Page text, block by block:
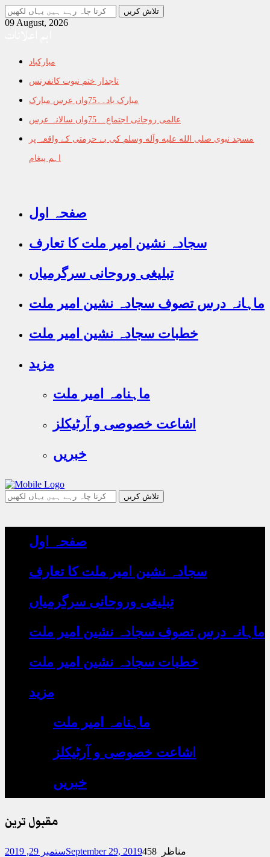
جو
تلاش
یہاں
09 August, 2026
اہم اعلانات
مبارکباد
تاجدار ختم نبوت کانفرنس
مبارک باد۔۔75واں عرس مبارک
عالمی روحانی اجتماع۔۔75واں سالانہ عرس
مسجد نبوی صلى الله عليه وآله وسلم کی بے حرمتی کے واقعہ پر
اہم پیغام
صفحہ اول
سجادہ نشین امیر ملت کا تعارف
تبلیغی وروحانی سرگرمیاں
ماہانہ درس تصوف سجادہ نشین امیر ملت
خطبات سجادہ نشین امیر ملت
مزید
ماہنامہ امیر ملت
اشاعت خصوصی و آرٹیکلز
خبریں
جو
چاہ
صفحہ اول
سجادہ نشین امیر ملت کا تعارف
تبلیغی وروحانی سرگرمیاں
ماہانہ درس تصوف سجادہ نشین امیر ملت
خطبات سجادہ نشین امیر ملت
مزید
ماہنامہ امیر ملت
اشاعت خصوصی و آرٹیکلز
خبریں
مقبول ترین
ستمبر 29, 2019September 29, 2019
458 مناظر